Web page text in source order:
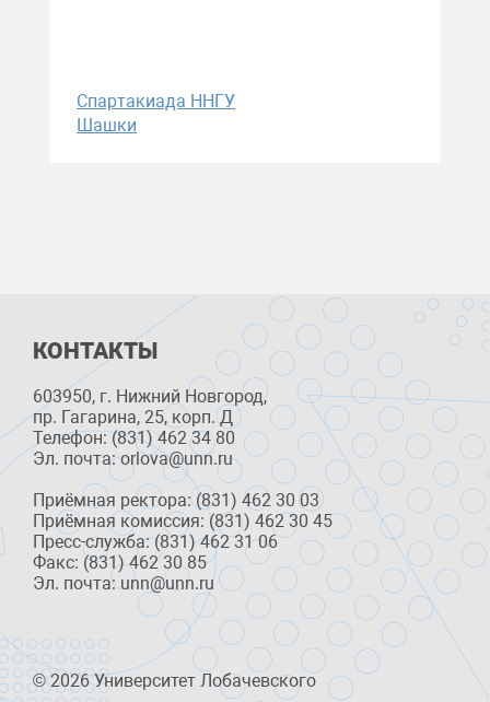
Спартакиада ННГУ
Шашки
КОНТАКТЫ
603950, г. Нижний Новгород,
пр. Гагарина, 25, корп. Д
Телефон: (831) 462 34 80
Эл. почта: orlova@unn.ru
Приёмная ректора: (831) 462 30 03
Приёмная комиссия: (831) 462 30 45
Пресс-служба: (831) 462 31 06
Факс: (831) 462 30 85
Эл. почта: unn@unn.ru
© 2026 Университет Лобачевского